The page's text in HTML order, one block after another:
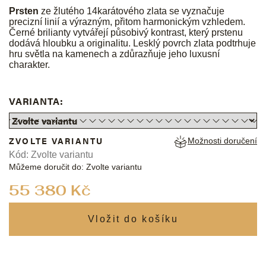
Prsten ze žlutého 14karátového zlata se vyznačuje
precizní linií a výrazným, přitom harmonickým vzhledem.
Černé brilianty vytvářejí působivý kontrast, který prstenu
dodává hloubku a originalitu. Lesklý povrch zlata podtrhuje
hru světla na kamenech a zdůrazňuje jeho luxusní
charakter.
VARIANTA:
55 380 Kč
ZVOLTE VARIANTU
Můžeme doručit do: Zvolte variantu
Možnosti doručení
Kód: Zvolte variantu